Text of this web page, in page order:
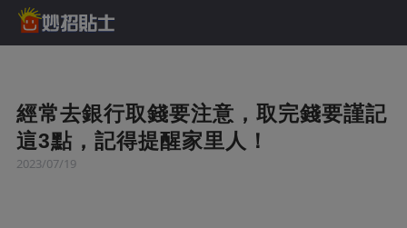
經常去銀行取錢要注意，取完錢要謹記
這3點，記得提醒家里人！
2023/07/19